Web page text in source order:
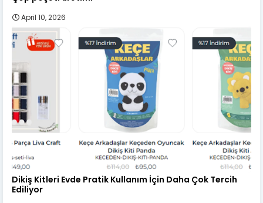
April 10, 2026
Dikiş Kitleri Evde Pratik Kullanım İçin Daha Çok Tercih
Ediliyor